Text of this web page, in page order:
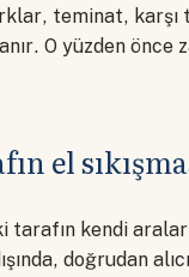
teminat,
O yüzden
el
tarafın kendi
doğrudan